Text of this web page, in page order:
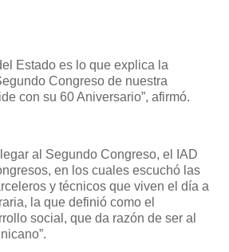
Estado es lo que explica la
Congreso de nuestra
con su 60 Aniversario”, afirmó.
al Segundo Congreso, el IAD
en los cuales escuchó las
y técnicos que viven el día a
la que definió como el
social, que da razón de ser al